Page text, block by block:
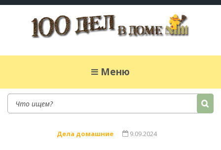
простые рецепты.Меню
Дела домашние 9.09.2024